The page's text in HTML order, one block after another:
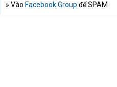
» Vào Facebook Group để SPAM